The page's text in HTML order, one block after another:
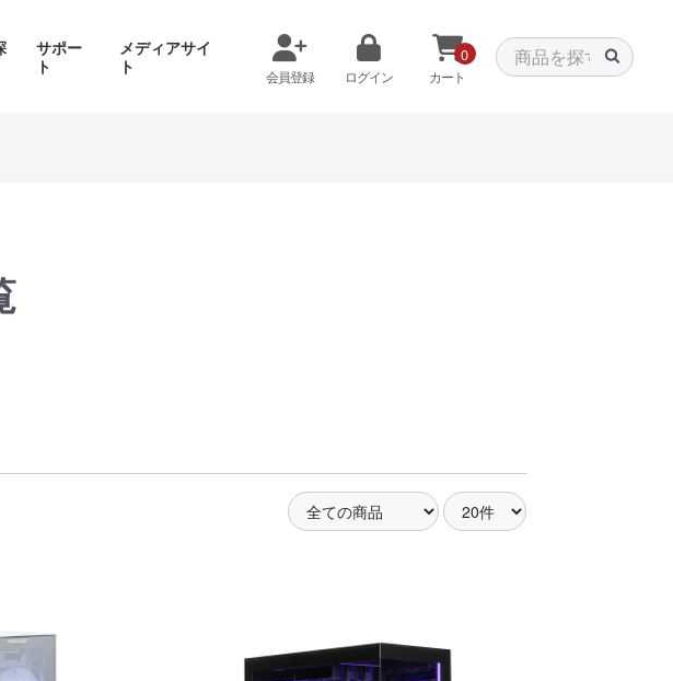
サポー
ト
メディアサイ
ト
会員登録 ログイン
0
カート
MSI共同開発のPROJECT
ZERO 背面コネクタマザー
ボードと2.8型液晶簡易水冷